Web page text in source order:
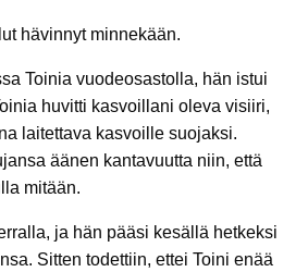
hävinnyt minnekään.
Toinia vuodeosastolla, hän istui
huvitti kasvoillani oleva visiiri,
laitettava kasvoille suojaksi.
äänen kantavuutta niin, että
mitään.
ja hän pääsi kesällä hetkeksi
Sitten todettiin, ettei Toini enää